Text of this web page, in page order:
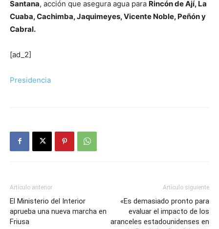
Santana, acción que asegura agua para Rincón de Ají, La
Cuaba, Cachimba, Jaquimeyes, Vicente Noble, Peñón y
Cabral.
[ad_2]
Presidencia
Artículo anterior
El Ministerio del Interior
aprueba una nueva marcha en
Friusa
Artículo siguiente
«Es demasiado pronto para
evaluar el impacto de los
aranceles estadounidenses en